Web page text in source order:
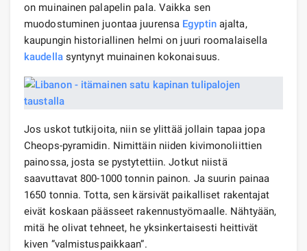
on muinainen palapelin pala. Vaikka sen
muodostuminen juontaa juurensa Egyptinajalta,
kaupungin historiallinen helmi on juuri roomalaisella
kaudellasyntynyt muinainen kokonaisuus.
Jos uskot tutkijoita, niin se ylittää jollain tapaa jopa
Cheops-pyramidin. Nimittäin niiden kivimonoliittien
painossa, josta se pystytettiin. Jotkut niistä
saavuttavat 800-1000 tonnin painon. Ja suurin painaa
1650 tonnia. Totta, sen kärsivät paikalliset rakentajat
eivät koskaan päässeet rakennustyömaalle. Nähtyään,
mitä he olivat tehneet, he yksinkertaisesti heittivät
kiven ”valmistuspaikkaan”.